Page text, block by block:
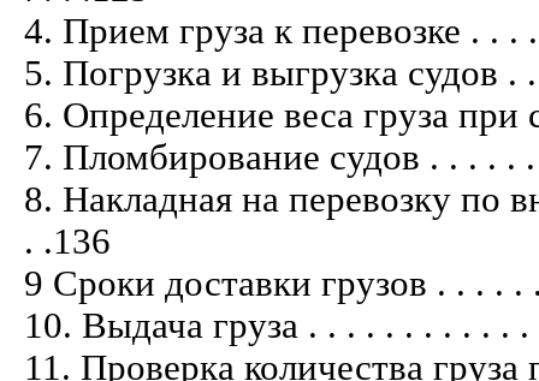
4. Прием груза к перевозке . .
5. Погрузка и выгрузка судов
6. Определение веса груза при
7. Пломбирование судов . . . . .
8. Накладная на перевозку по
. .136
9 Сроки доставки грузов . . . .
10. Выдача груза . . . . . . . . . . .
11. Проверка количества